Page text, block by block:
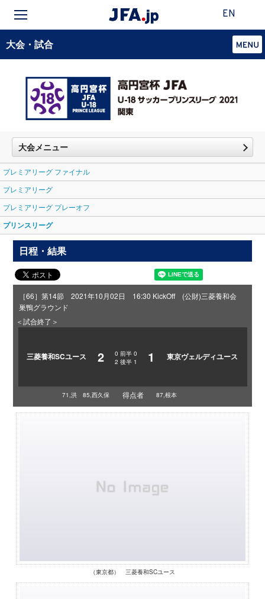
EN
大会・試合
大会メニュー
プレミアリーグ ファイナル
プレミアリーグ
プレミアリーグ プレーオフ
プリンスリーグ
日程・結果
［66］第14節 2021年10月02日 16:30 KickOff (公財)三菱養和会
巣鴨グラウンド
＜試合終了＞
三菱養和SCユース 2 0 前半 0
2 後半 1 1 東京ヴェルディユース
71,洪 85,西久保 得点者 87,根本
（東京都） 三菱養和SCユース